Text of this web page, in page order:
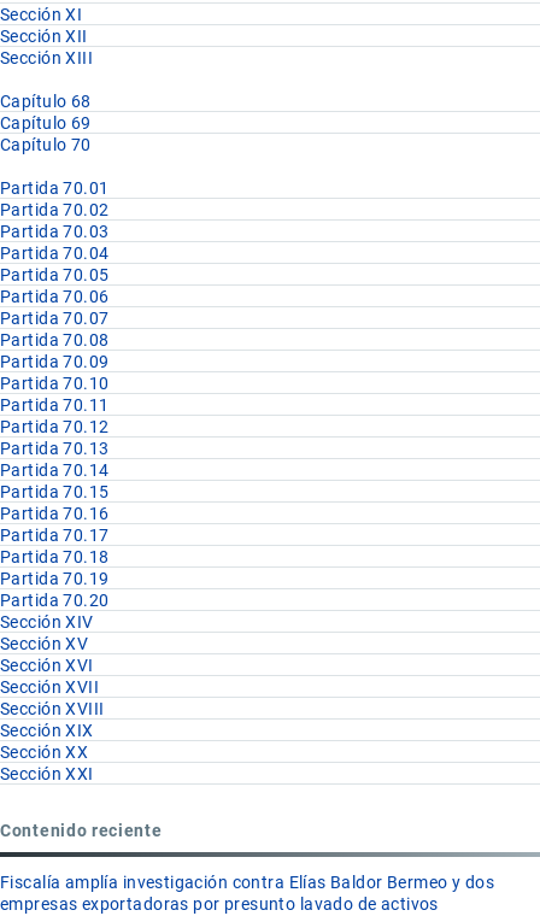
Sección XI
Sección XII
Sección XIII
Capítulo 68
Capítulo 69
Capítulo 70
Partida 70.01
Partida 70.02
Partida 70.03
Partida 70.04
Partida 70.05
Partida 70.06
Partida 70.07
Partida 70.08
Partida 70.09
Partida 70.10
Partida 70.11
Partida 70.12
Partida 70.13
Partida 70.14
Partida 70.15
Partida 70.16
Partida 70.17
Partida 70.18
Partida 70.19
Partida 70.20
Sección XIV
Sección XV
Sección XVI
Sección XVII
Sección XVIII
Sección XIX
Sección XX
Sección XXI
Contenido reciente
Fiscalía amplía investigación contra Elías Baldor Bermeo y dos
empresas exportadoras por presunto lavado de activos